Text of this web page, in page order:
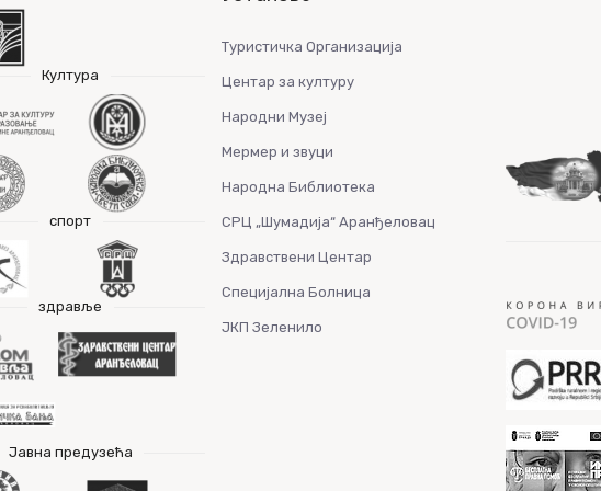
Култура
спорт
здравље
Јавна предузећа
Туристичка Организација
Центар за културу
Народни Музеј
Мермер и звуци
Народна Библиотека
СРЦ „Шумадија“ Аранђеловац
Здравствени Центар
Специјална Болница
ЈКП Зеленило